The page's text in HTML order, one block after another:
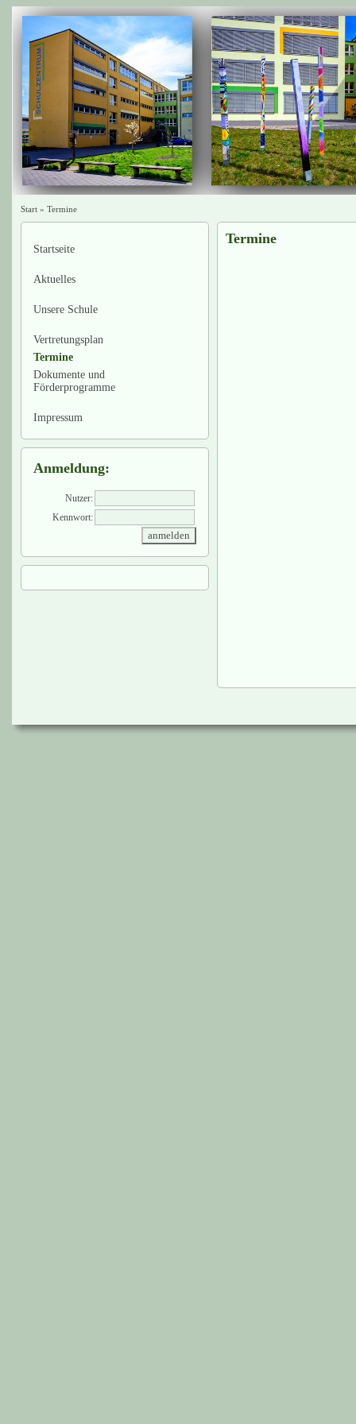
Start» Termine
Startseite
Aktuelles
Unsere Schule
Vertretungsplan
Termine
Dokumente und
Förderprogramme
Impressum
Anmeldung:
Nutzer:
Kennwort:
Termine